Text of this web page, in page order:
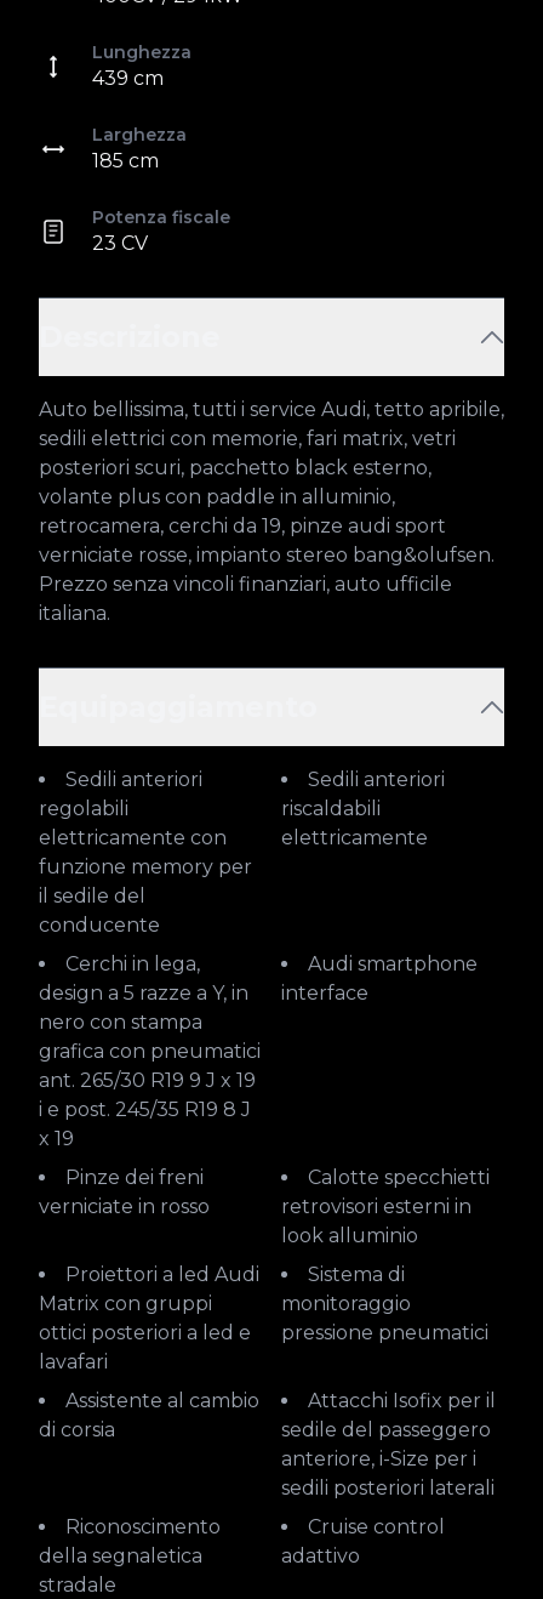
Lunghezza
439 cm
Larghezza
185 cm
Potenza fiscale
23 CV
Auto bellissima, tutti i service Audi, tetto apribile,
sedili elettrici con memorie, fari matrix, vetri
posteriori scuri, pacchetto black esterno,
volante plus con paddle in alluminio,
retrocamera, cerchi da 19, pinze audi sport
verniciate rosse, impianto stereo bang&olufsen.
Prezzo senza vincoli finanziari, auto ufficile
italiana.
Sedili anteriori
regolabili
elettricamente con
funzione memory per
il sedile del
conducente
Sedili anteriori
riscaldabili
elettricamente
Cerchi in lega,
design a 5 razze a Y, in
nero con stampa
grafica con pneumatici
ant. 265/30 R19 9 J x 19
i e post. 245/35 R19 8 J
x 19
Audi smartphone
interface
Pinze dei freni
verniciate in rosso
Calotte specchietti
retrovisori esterni in
look alluminio
Proiettori a led Audi
Matrix con gruppi
ottici posteriori a led e
lavafari
Sistema di
monitoraggio
pressione pneumatici
Assistente al cambio
di corsia
Attacchi Isofix per il
sedile del passeggero
anteriore, i-Size per i
sedili posteriori laterali
Riconoscimento
della segnaletica
stradale
Cruise control
adattivo